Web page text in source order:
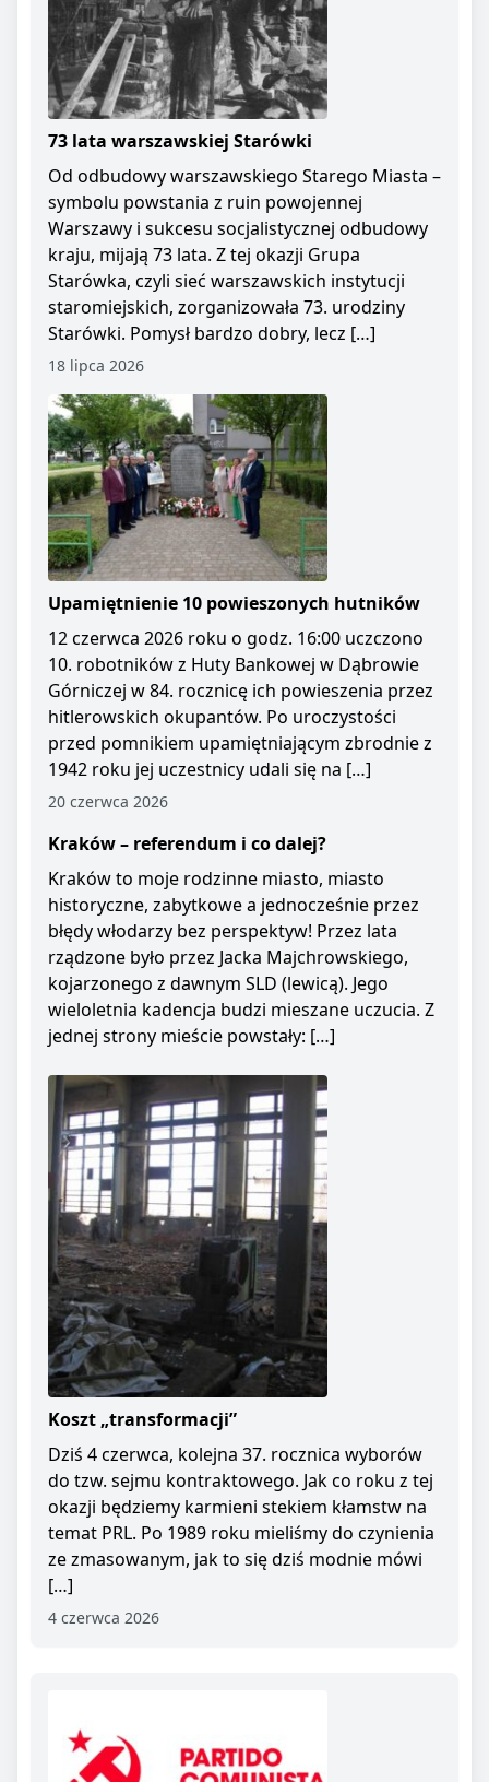
73 lata warszawskiej Starówki
Od odbudowy warszawskiego Starego Miasta –
symbolu powstania z ruin powojennej
Warszawy i sukcesu socjalistycznej odbudowy
kraju, mijają 73 lata. Z tej okazji Grupa
Starówka, czyli sieć warszawskich instytucji
staromiejskich, zorganizowała 73. urodziny
Starówki. Pomysł bardzo dobry, lecz […]
18 lipca 2026
Upamiętnienie 10 powieszonych hutników
12 czerwca 2026 roku o godz. 16:00 uczczono
10. robotników z Huty Bankowej w Dąbrowie
Górniczej w 84. rocznicę ich powieszenia przez
hitlerowskich okupantów. Po uroczystości
przed pomnikiem upamiętniającym zbrodnie z
1942 roku jej uczestnicy udali się na […]
20 czerwca 2026
Kraków – referendum i co dalej?
Kraków to moje rodzinne miasto, miasto
historyczne, zabytkowe a jednocześnie przez
błędy włodarzy bez perspektyw! Przez lata
rządzone było przez Jacka Majchrowskiego,
kojarzonego z dawnym SLD (lewicą). Jego
wieloletnia kadencja budzi mieszane uczucia. Z
jednej strony mieście powstały: […]
Koszt „transformacji”
Dziś 4 czerwca, kolejna 37. rocznica wyborów
do tzw. sejmu kontraktowego. Jak co roku z tej
okazji będziemy karmieni stekiem kłamstw na
temat PRL. Po 1989 roku mieliśmy do czynienia
ze zmasowanym, jak to się dziś modnie mówi
[…]
4 czerwca 2026